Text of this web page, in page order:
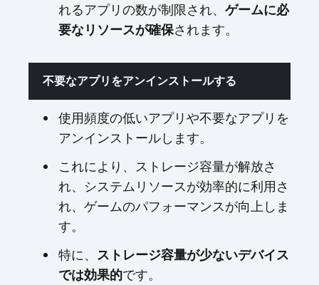
れるアプリの数が制限され、
ゲームに必
要なリソースが確保されます。
不要なアプリをアンインストールする
使用頻度の低いアプリや不要なアプリを
アンインストールします。
これにより、ストレージ容量が解放さ
れ、システムリソースが効率的に利用さ
れ、ゲームのパフォーマンスが向上しま
す。
特に、
ストレージ容量が少ないデバイス
では効果的です。